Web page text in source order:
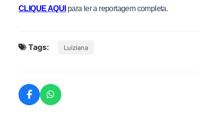
CLIQUE AQUI para ler a reportagem completa.
Tags: Luiziana